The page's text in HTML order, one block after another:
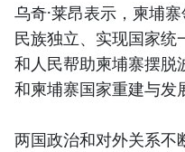
乌奇·莱昂表示，柬埔
民族独立、实现国家统
和人民帮助柬埔寨摆脱
和柬埔寨国家重建与发
两国政治和对外关系不